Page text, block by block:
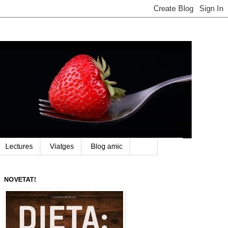
Lectures Viatges Blog amic
NOVETAT!